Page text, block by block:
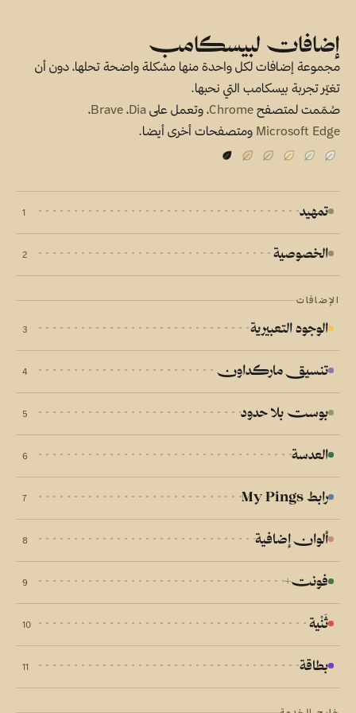
إضافات لبيسكامب
مجموعة إضافات لكل واحدة منها مشكلة واضحة تحلها، دون أن
تغيّر تجربة بيسكامب التي نحبها.
صُمّمت لمتصفحChrome، وتعمل على Dia،Brave،
Microsoft Edge ومتصفحات أخرى أيضا.
تمهيد 1
الخصوصية 2
الإضافات
الوجوه التعبيرية 3
تنسيق ماركداون 4
بوست بلا حدود 5
العدسة 6
رابط My Pings 7
ألوان إضافية 8
فونت+ 9
ثَنْية 10
بطاقة 11